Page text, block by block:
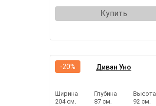
Купить
Диван Уно
Ширина
204 см.
Глубина
87 см.
Высота
92 см.
-20%